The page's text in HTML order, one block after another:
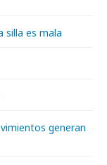
silla es mala
generan